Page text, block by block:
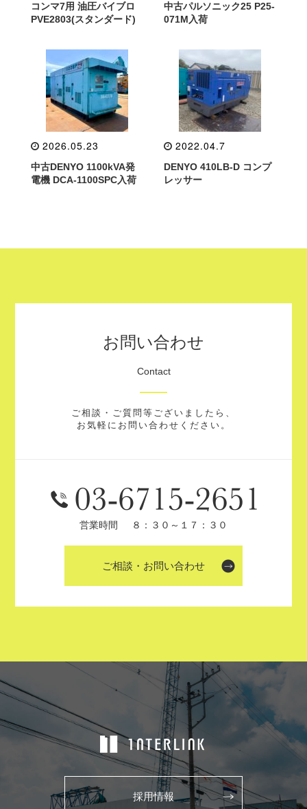
コンマ7用 油圧バイブロ
PVE2803(スタンダード)
中古パルソニック25 P25-
071M入荷
2026.05.23
中古DENYO 1100kVA発
電機 DCA-1100SPC入荷
2022.04.7
DENYO 410LB-D コンプ
レッサー
お問い合わせ
Contact
ご相談・ご質問等ございましたら、
お気軽にお問い合わせください。
営業時間 ８：３０～１７：３０
ご相談・お問い合わせ
採用情報